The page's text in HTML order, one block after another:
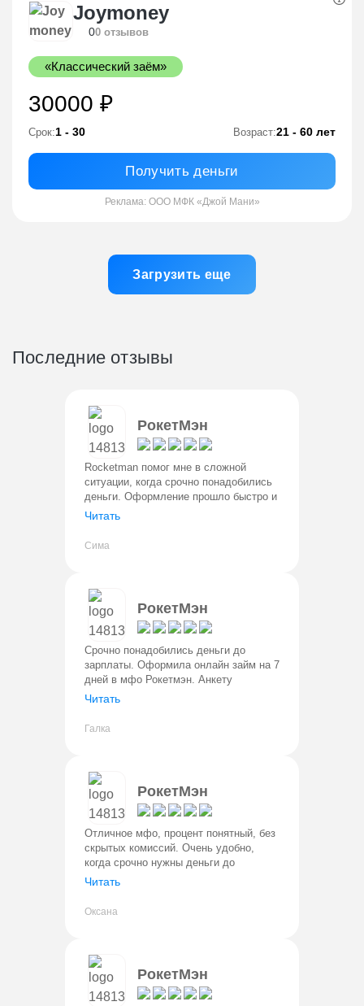
Joymoney
00 отзывов
«Классический заём»
30000 ₽
Срок:1 - 30 Возраст:21 - 60 лет
Получить деньги
Реклама: ООО МФК «Джой Мани»
Загрузить еще
Последние отзывы
РокетМэн
Rocketman помог мне в сложной
ситуации, когда срочно понадобились
деньги. Оформление прошло быстро и
без проблем. Деньги поступили на
процент понятный. Вернула в лично
Читать
Сима
РокетМэн
Срочно понадобились деньги до
зарплаты. Оформила онлайн займ на 7
дней в мфо Рокетмэн. Анкету
заполнила буквально за 5 минут,
сразу поступили на карту.
Читать
Галка
РокетМэн
Отличное мфо, процент понятный, без
скрытых комиссий. Очень удобно,
когда срочно нужны деньги до
зарплаты брать на неделю две. Дают
Не звонят, не задают вопросы
Читать
Оксана
РокетМэн